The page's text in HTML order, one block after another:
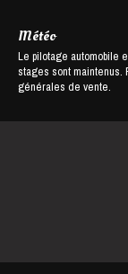
Météo
Le pilotage automobile
stages sont
générales de vente.